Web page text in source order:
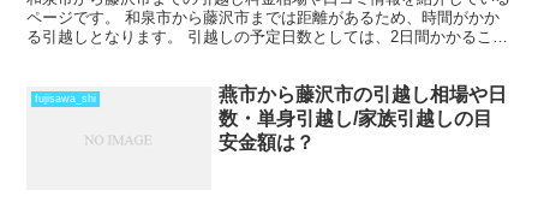
ページです。 和泉市から藤沢市までは距離があるため、時間がかか
る引越しとなります。 引越しの予定日数としては、2日間かかること
fujisawa_shi
燕市から藤沢市の引越し相場や日
数・単身引越し/家族引越しの目
安金額は？